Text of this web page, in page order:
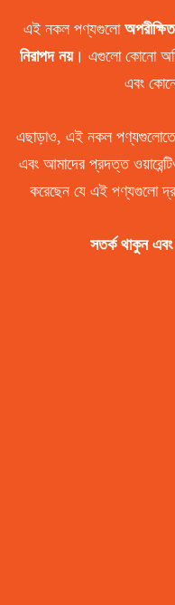
এই নকল পণ্যগুলো
নিরাপদ নয়। এগুলো কোনো
এবং
এছাড়াও, এই নকল
এবং আমাদের প্রদত্ত
করেছেন যে এই পণ্যগুলো দ্রুত
সতর্ক থাকুন